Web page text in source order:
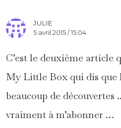
JULIE
5 avril 2015 / 15:04
C’est le deuxième article
My Little Box qui dis que
beaucoup de découvertes
vraiment à m’abonner …